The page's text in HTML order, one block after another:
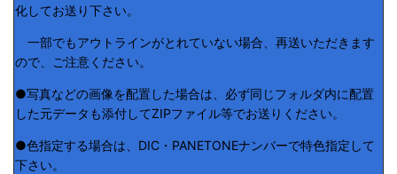
化してお送り下さい。
一部でもアウトラインがとれていない場合、再送いただきます
ので、ご注意ください。
●写真などの画像を配置した場合は、必ず同じフォルダ内に配置
した元データも添付してZIPファイル等でお送りください。
●色指定する場合は、DIC・PANETONEナンバーで特色指定して
下さい。